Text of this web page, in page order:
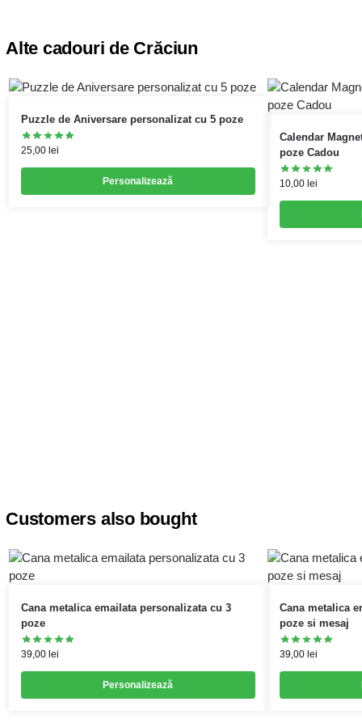
Alte cadouri de Crăciun
Puzzle de Aniversare personalizat cu 5 poze
25,00 lei
Personalizează
Calendar
poze Cadou
10,00 lei
Customers also bought
Cana metalica emailata personalizata cu 3
poze
39,00 lei
Personalizează
Cana metalica
poze si mesaj
39,00 lei